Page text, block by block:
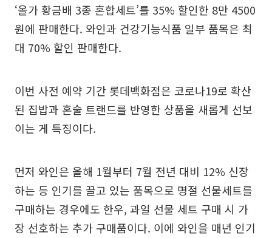
‘올가 황금배 3종 혼합세트’를 35% 할인한 8만 4500
원에 판매한다. 와인과 건강기능식품 일부 품목은 최
대 70% 할인 판매한다.
이번 사전 예약 기간 롯데백화점은 코로나19로 확산
된 집밥과 혼술 트랜드를 반영한 상품을 새롭게 선보
이는 게 특징이다.
먼저 와인은 올해 1월부터 7월 전년 대비 12% 신장
하는 등 인기를 끌고 있는 품목으로 명절 선물세트를
구매하는 경우에도 한우, 과일 선물 세트 구매 시 가
장 선호하는 추가 구매품이다. 이에 와인을 매년 인기